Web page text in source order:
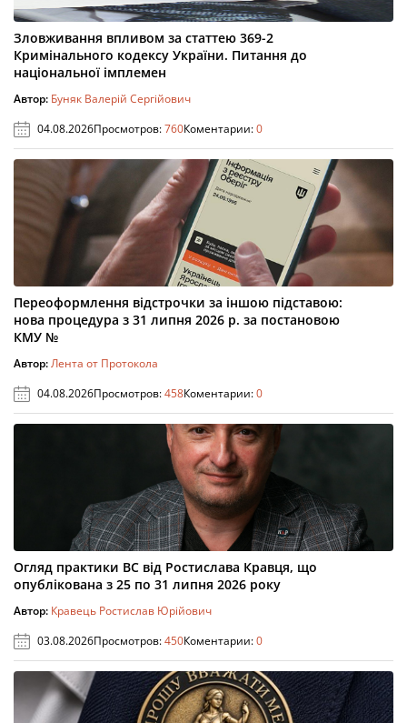
Зловживання впливом за статтею 369-2
Кримінального кодексу України. Питання до
національної імплемен
Автор: Буняк Валерій Сергійович
04.08.2026Просмотров:760Коментарии:0
Переоформлення відстрочки за іншою підставою:
нова процедура з 31 липня 2026 р. за постановою
КМУ №
Автор:Лента от Протокола
04.08.2026Просмотров:458Коментарии:0
Огляд практики ВС від Ростислава Кравця, що
опублікована з 25 по 31 липня 2026 року
Автор: Кравець Ростислав Юрійович
03.08.2026Просмотров:450Коментарии:0